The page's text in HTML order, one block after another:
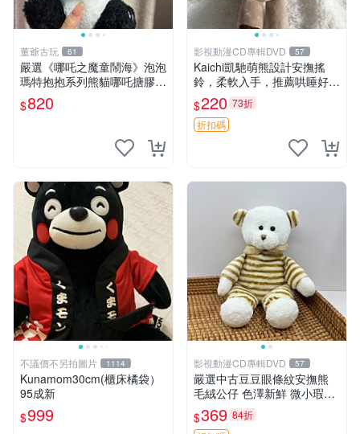
董爺古玩 61
嚴選《哪吒之魔童鬧海》泡泡
瑪特抱抱系列熊貓哪吒搪膠臉
毛絨， STATE：如圖顯示 哪
吒 毛絨公仔 泡泡瑪特
$820
影視動漫CD專輯DVD 57
Kaichi凱馳萌熊設計安撫搖
鈴，柔軟入手，推薦哄睡好選
擇 熊公仔 安撫玩具 喂食環
$220 73折
折扣碼
不議價不另拍圖片 1114
Kunamom30cm(櫃床橘袋）
95成新
$999
影視動漫CD專輯DVD 57
嚴選中古豆豆眼條紋安撫熊
毛絨公仔 色澤新鮮 微小瑕疵
可收藏 中古 安撫熊 條紋公仔
$369 84折